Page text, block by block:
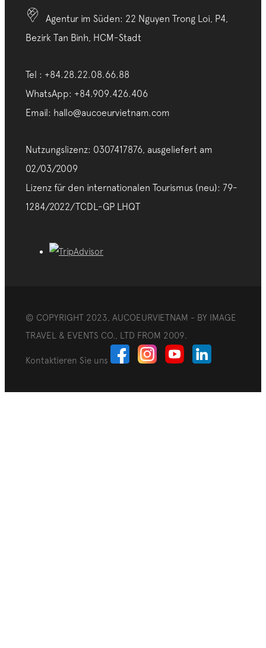
Agentur im Süden: 22 Nguyen Trong Loi, P4,
Bezirk Tan Binh, HCM-Stadt
Tel : +84.28.22.08.66.88
WhatsApp: +84.909.426.406
Email: hallo@aucoeurvietnam.com
Nutzungslizenz: 0307417876, ausgeliefert am
02/03/2009
Lizenz für den internationalen Tourismus (neu): 79-
1284/2022/TCDL-GP LHQT
© COPYRIGHT 2023, AUCOEURVIETNAM - BY IMAGE
TRAVEL & EVENTS CO., LTD FROM 2009.
Kontaktieren Sie uns